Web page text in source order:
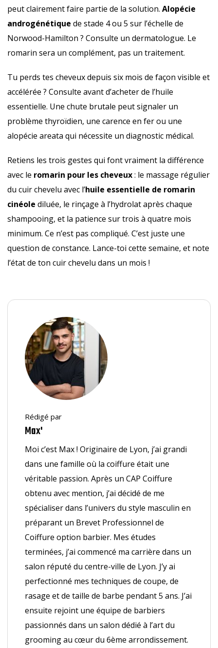
peut clairement faire partie de la solution. Alopécie
androgénétique de stade 4 ou 5 sur l’échelle de
Norwood-Hamilton ? Consulte un dermatologue. Le
romarin sera un complément, pas un traitement.
Tu perds tes cheveux depuis six mois de façon visible et
accélérée ? Consulte avant d’acheter de l’huile
essentielle. Une chute brutale peut signaler un
problème thyroïdien, une carence en fer ou une
alopécie areata qui nécessite un diagnostic médical.
Retiens les trois gestes qui font vraiment la différence
avec le romarin pour les cheveux: le massage régulier
du cuir chevelu avec l’huile essentielle de romarin
cinéole diluée, le rinçage à l’hydrolat après chaque
shampooing, et la patience sur trois à quatre mois
minimum. Ce n’est pas compliqué. C’est juste une
question de constance. Lance-toi cette semaine, et note
l’état de ton cuir chevelu dans un mois !
Rédigé par
Max'
Moi c’est Max ! Originaire de Lyon, j’ai grandi
dans une famille où la coiffure était une
véritable passion. Après un CAP Coiffure
obtenu avec mention, j’ai décidé de me
spécialiser dans l’univers du style masculin en
préparant un Brevet Professionnel de
Coiffure option barbier. Mes études
terminées, j’ai commencé ma carrière dans un
salon réputé du centre-ville de Lyon. J’y ai
perfectionné mes techniques de coupe, de
rasage et de taille de barbe pendant 5 ans. J’ai
ensuite rejoint une équipe de barbiers
passionnés dans un salon dédié à l’art du
grooming au cœur du 6ème arrondissement.